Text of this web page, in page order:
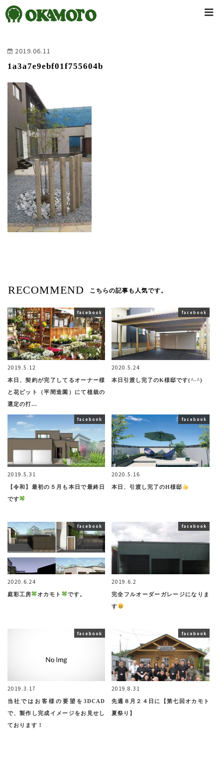
2019.06.11
1a3a7e9ebf01f755604b
RECOMMEND こちらの記事も人気です。
facebook
2019.5.12
本日、契約が完了してるオーナー様
と花ピット（平間造園）にて植栽の
選定の打…
facebook
2020.5.24
本日引渡し完了のK様邸です(^-^)
facebook
2019.5.31
【令和】最初の５月も本日で最終日
です
facebook
2020.5.16
本日、引渡し完了のH様邸
facebook
2020.6.24
庭彩工房 オカモト です。
facebook
2019.6.2
完全フルオーダーガレージになりま
す
facebook
2019.3.17
当社ではお客様の要望を3DCAD
で、製作し完成イメージをお見せし
ております！
facebook
2019.8.31
先週８月２４日に【第七回オカモト
夏祭り】